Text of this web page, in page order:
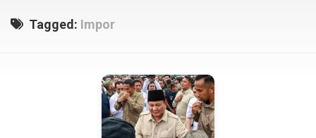
Tagged: Impor